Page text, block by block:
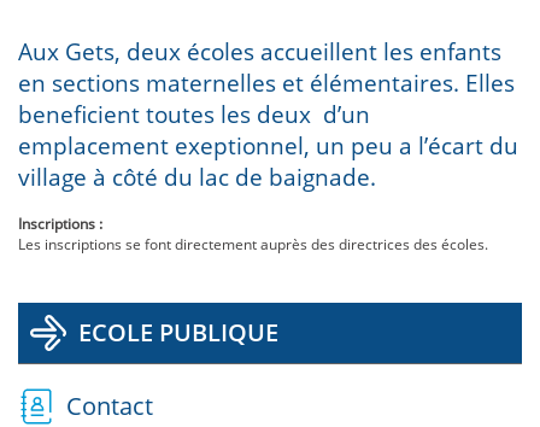
Aux Gets, deux écoles accueillent les enfants
en sections maternelles et élémentaires. Elles
beneficient toutes les deux d’un
emplacement exeptionnel, un peu a l’écart du
village à côté du lac de baignade.
Inscriptions :
Les inscriptions se font directement auprès des directrices des écoles.
ECOLE PUBLIQUE
Contact